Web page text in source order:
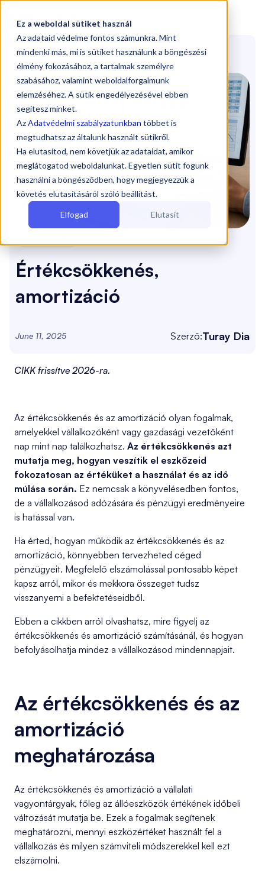
Ez a weboldal sütiket használ
Az adataid védelme fontos számunkra. Mint
mindenki más, mi is sütiket használunk a böngészési
élmény fokozásához, a tartalmak személyre
szabásához, valamint weboldalforgalmunk
elemzéséhez. A sütik engedélyezésével ebben
segítesz minket.
AzAdatvédelmi szabályzatunkban többet is
megtudhatsz az általunk használt sütikről.
Ha elutasítod, nem követjük az adataidat, amikor
meglátogatod weboldalunkat. Egyetlen sütit fogunk
használni a böngésződben, hogy megjegyezzük a
követés elutasításáról szóló beállítást.
Elfogad Elutasít
Blog / Értékcsökkenés, amortizáció(Könyvelés)
Értékcsökkenés,
amortizáció
June 11, 2025 Szerző:Turay Dia
CIKK frissítve 2026-ra.
Az értékcsökkenés és az amortizáció olyan fogalmak,
amelyekkel vállalkozóként vagy gazdasági vezetőként
nap mint nap találkozhatsz. Az értékcsökkenés azt
mutatja meg, hogyan veszítik el eszközeid
fokozatosan az értéküket a használat és az idő
múlása során. Ez nemcsak a könyvelésedben fontos,
de a vállalkozásod adózására és pénzügyi eredményeire
is hatással van.
Ha érted, hogyan működik az értékcsökkenés és az
amortizáció, könnyebben tervezheted céged
pénzügyeit. Megfelelő elszámolással pontosabb képet
kapsz arról, mikor és mekkora összeget tudsz
visszanyerni a befektetéseidből.
Ebben a cikkben arról olvashatsz, mire figyelj az
értékcsökkenés és amortizáció számításánál, és hogyan
befolyásolhatja mindez a vállalkozásod mindennapjait.
Az értékcsökkenés és az
amortizáció
meghatározása
Az értékcsökkenés és amortizáció a vállalati
vagyontárgyak, főleg az állóeszközök értékének időbeli
változását mutatja be. Ezek a fogalmak segítenek
meghatározni, mennyi eszközértéket használt fel a
vállalkozás és milyen számviteli módszerekkel kell ezt
elszámolni.